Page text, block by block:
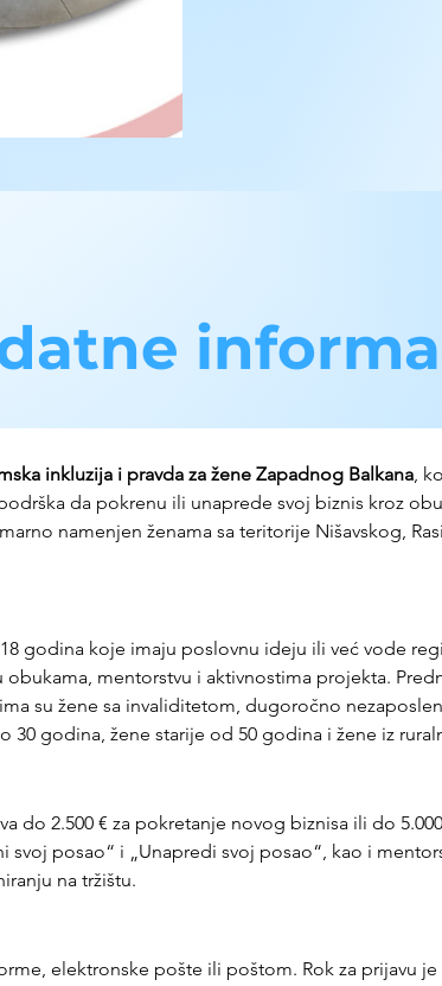
inkluzija i pravda za žene Zapadnog Balkana,
da pokrenu ili unaprede svoj biznis kroz
namenjen ženama sa teritorije Nišavskog,
godina koje imaju poslovnu ideju ili već vode
mentorstvu i aktivnostima projekta.
su žene sa invaliditetom, dugoročno
30 godina, žene starije od 50 godina i žene iz
do 2.500 € za pokretanje novog biznisa ili do
svoj posao“ i „Unapredi svoj posao“, kao i
na tržištu.
elektronske pošte ili poštom. Rok za prijavu je